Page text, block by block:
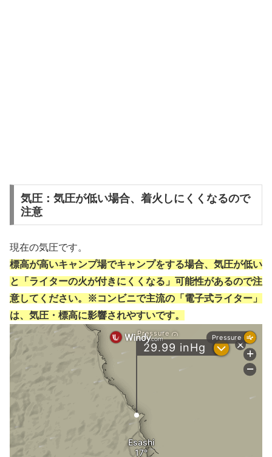
気圧：気圧が低い場合、着火しにくくなるので
注意
現在の気圧です。
標高が高いキャンプ場でキャンプをする場合、気圧が低い
と「ライターの火が付きにくくなる」可能性があるので注
意してください。※コンビニで主流の「電子式ライター」
は、気圧・標高に影響されやすいです。